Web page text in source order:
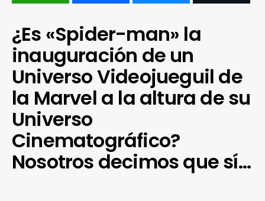
¿Es «Spider-man» la
inauguración de un
Universo Videojueguil de
la Marvel a la altura de su
Universo
Cinematográfico?
Nosotros decimos que sí…